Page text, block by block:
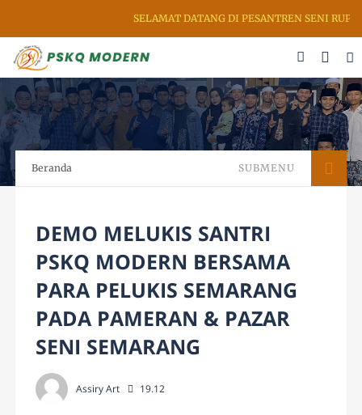
SELAMAT DATANG DI PESANTREN SENI RUPA &
Beranda SUBMENU
DEMO MELUKIS SANTRI
PSKQ MODERN BERSAMA
PARA PELUKIS SEMARANG
PADA PAMERAN & PAZAR
SENI SEMARANG
Assiry Art 19.12